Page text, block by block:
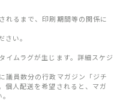
れるまで、印刷期間等の関係に
さい。
ムラグが生じます。詳細スケジ
議員数分の行政マガジン「ジチ
個人配送を希望されると、マガ